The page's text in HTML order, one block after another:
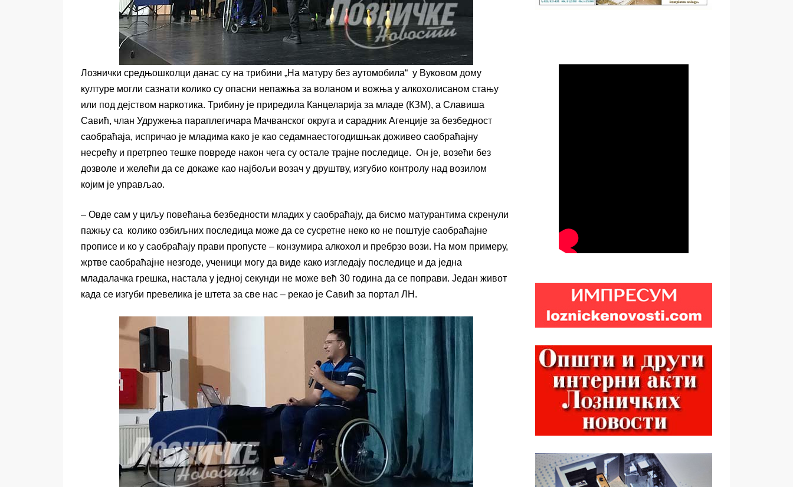
Лознички средњошколци данас су на трибини „На матуру без аутомобила“ у Вуковом дому
културе могли сазнати колико су опасни непажња за воланом и вожња у алкохолисаном стању
или под дејством наркотика. Трибину је приредила Канцеларија за младе (КЗМ), а Славиша
Савић, члан Удружења параплегичара Мачванског округа и сарадник Агенције за безбедност
саобраћаја, испричао је младима како је као седамнаестогодишњак доживео саобраћајну
несрећу и претрпео тешке повреде након чега су остале трајне последице. Он је, возећи без
дозволе и желећи да се докаже као најбољи возач у друштву, изгубио контролу над возилом
којим је управљао.
– Овде сам у циљу повећања безбедности младих у саобраћају, да бисмо матурантима скренули
пажњу са колико озбиљних последица може да се сусретне неко ко не поштује саобраћајне
прописе и ко у саобраћају прави пропусте – конзумира алкохол и пребрзо вози. На мом примеру,
жртве саобраћајне незгоде, ученици могу да виде како изгледају последице и да једна
младалачка грешка, настала у једној секунди не може већ 30 година да се поправи. Један живот
када се изгуби превелика је штета за све нас – рекао је Савић за портал ЛН.